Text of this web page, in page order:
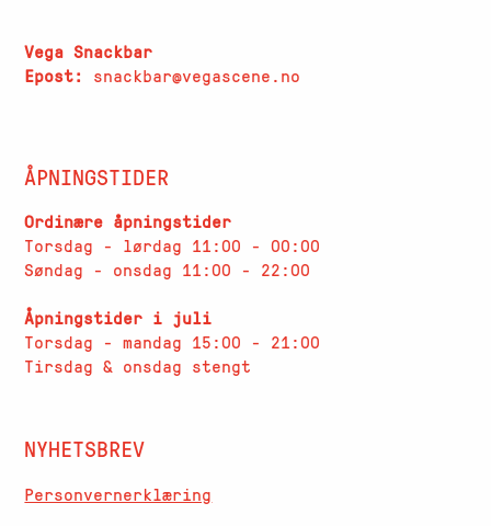
Vega Snackbar
Epost: snackbar@vegascene.no
ÅPNINGSTIDER
Ordinære åpningstider
Torsdag - lørdag 11:00 - 00:00
Søndag - onsdag 11:00 - 22:00
Åpningstider i juli
Torsdag - mandag 15:00 - 21:00
Tirsdag & onsdag stengt
NYHETSBREV
Personvernerklæring